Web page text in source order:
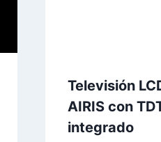
Televisión
AIRIS con
integrado